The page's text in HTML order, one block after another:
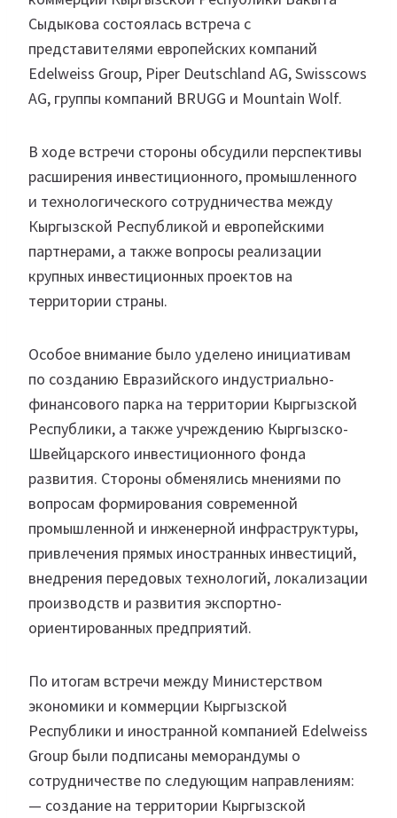
Сыдыкова состоялась встреча с
представителями европейских компаний
Edelweiss Group, Piper Deutschland AG, Swisscows
AG, группы компаний BRUGG и Mountain Wolf.
В ходе встречи стороны обсудили перспективы
расширения инвестиционного, промышленного
и технологического сотрудничества между
Кыргызской Республикой и европейскими
партнерами, а также вопросы реализации
крупных инвестиционных проектов на
территории страны.
Особое внимание было уделено инициативам
по созданию Евразийского индустриально-
финансового парка на территории Кыргызской
Республики, а также учреждению Кыргызско-
Швейцарского инвестиционного фонда
развития. Стороны обменялись мнениями по
вопросам формирования современной
промышленной и инженерной инфраструктуры,
привлечения прямых иностранных инвестиций,
внедрения передовых технологий, локализации
производств и развития экспортно-
ориентированных предприятий.
По итогам встречи между Министерством
экономики и коммерции Кыргызской
Республики и иностранной компанией Edelweiss
Group были подписаны меморандумы о
сотрудничестве по следующим направлениям:
— создание на территории Кыргызской